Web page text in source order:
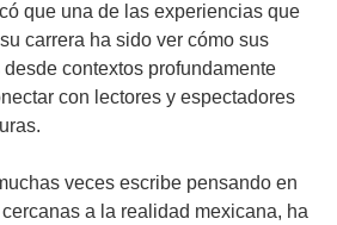
que una de las experiencias que
carrera ha sido ver cómo sus
contextos profundamente
con lectores y espectadores
veces escribe pensando en
a la realidad mexicana, ha